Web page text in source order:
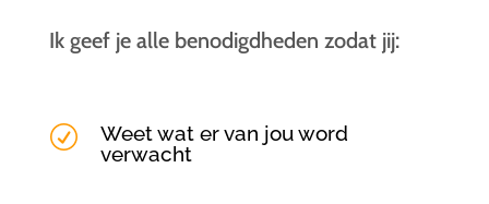
Ik geef je alle benodigdheden zodat jij:
R
Weet wat er van jou word
verwacht